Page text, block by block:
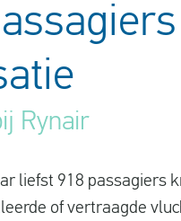
Rynair
liefst 918 passagiers
of vertraagde